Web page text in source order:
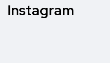
Instagram